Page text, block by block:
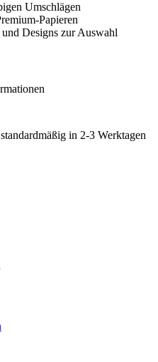
Umschlägen
Papieren
Designs zur Auswahl
in 2-3 Werktagen